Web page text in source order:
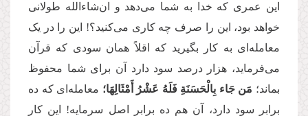
این عمری که خدا به شما می‌دهد و ان‌شاءالله طولانی
خواهد بود، این را صرف چه کاری می‌کنید؟! این را در یک
معامله‌ای به کار بگیرید که اقلاً همان سودی که قرآن
می‌فرماید، هزار درصد سود دارد آن برای شما محفوظ
بماند؛ مَن جَاء بِالْحَسَنَةِ فَلَهُ عَشْرُ أَمْثَالِهَا؛ معامله‌ای که ده
برابر سود دارد، آن هم ده برابر اصل سرمایه! این کار